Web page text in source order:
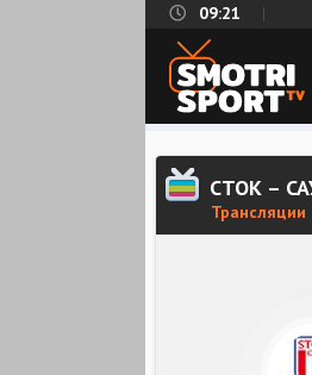
09:21
СТОК –
Трансляции